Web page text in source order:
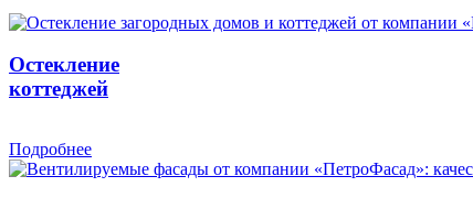
Остекление
коттеджей
Подробнее